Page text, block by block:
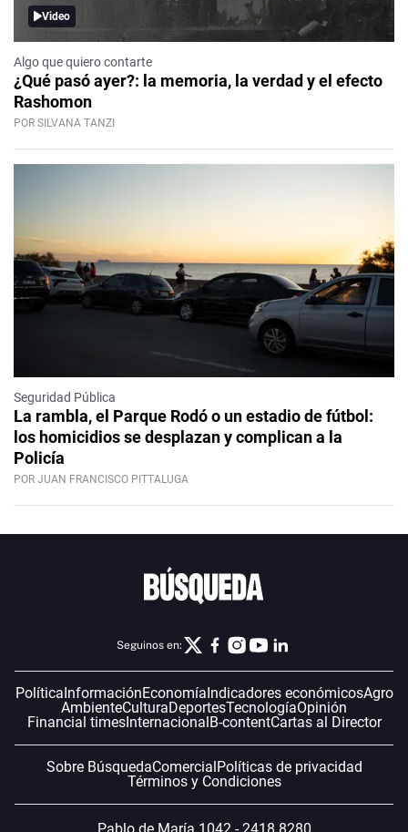
Video
Algo que quiero contarte
¿Qué pasó ayer?: la memoria, la verdad y el efecto
Rashomon
POR SILVANA TANZI
Seguridad Pública
La rambla, el Parque Rodó o un estadio de fútbol:
los homicidios se desplazan y complican a la
Policía
POR JUAN FRANCISCO PITTALUGA
Seguinos en:
Política InformaciónEconomía Indicadores económicosAgro
AmbienteCulturaDeportesTecnologíaOpinión
Financial timesInternacional B-contentCartas al Director
Sobre BúsquedaComercial Políticas de privacidad
Términos y Condiciones